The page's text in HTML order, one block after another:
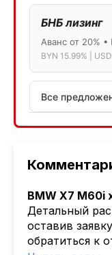
BMW X7 M60i
Детальный
оставив
обратиться к
БНБ лизинг
Аванс от 20%
BYN 15.99% |
Все
АСБ лизинг
Лизинг: BYN
Также доступен
Активлизиг